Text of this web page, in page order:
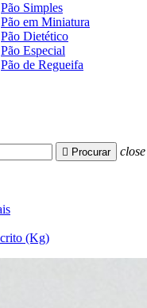
Pão Simples
Pão em Miniatura
Pão Dietético
Pão Especial
Pão de Regueifa
 Procurar close
(Kg)